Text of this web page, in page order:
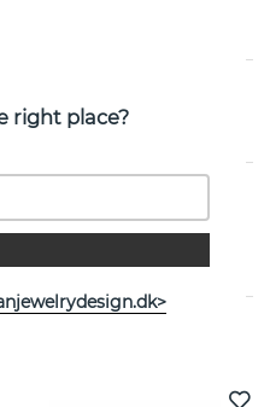
ørering i sterlingsølv fra
right place?